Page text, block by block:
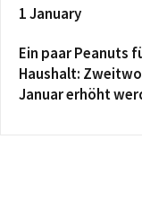
1 January
Ein paar Peanuts
Haushalt:
Januar erhöht